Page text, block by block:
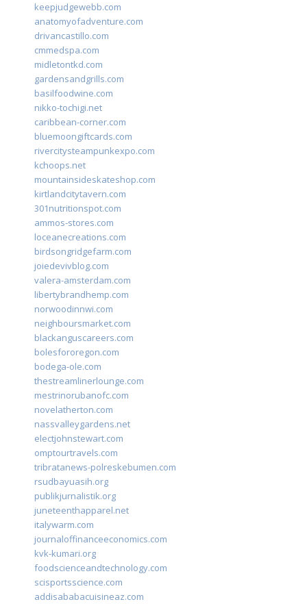
keepjudgewebb.com
anatomyofadventure.com
drivancastillo.com
cmmedspa.com
midletontkd.com
gardensandgrills.com
basilfoodwine.com
nikko-tochigi.net
caribbean-corner.com
bluemoongiftcards.com
rivercitysteampunkexpo.com
kchoops.net
mountainsideskateshop.com
kirtlandcitytavern.com
301nutritionspot.com
ammos-stores.com
loceanecreations.com
birdsongridgefarm.com
joiedevivblog.com
valera-amsterdam.com
libertybrandhemp.com
norwoodinnwi.com
neighboursmarket.com
blackanguscareers.com
bolesfororegon.com
bodega-ole.com
thestreamlinerlounge.com
mestrinorubanofc.com
novelatherton.com
nassvalleygardens.net
electjohnstewart.com
omptourtravels.com
tribratanews-polreskebumen.com
rsudbayuasih.org
publikjurnalistik.org
juneteenthapparel.net
italywarm.com
journaloffinanceeconomics.com
kvk-kumari.org
foodscienceandtechnology.com
scisportsscience.com
addisababacuisineaz.com